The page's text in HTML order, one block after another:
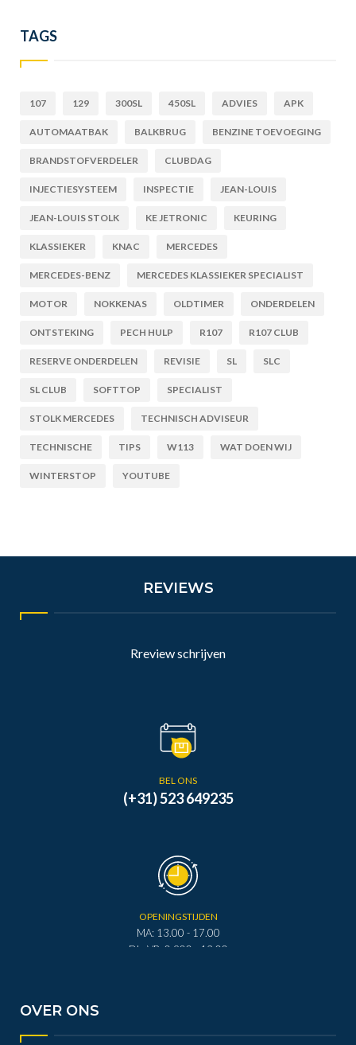
TAGS
107 129 300SL 450SL ADVIES APK
AUTOMAATBAK BALKBRUG BENZINE TOEVOEGING
BRANDSTOFVERDELER CLUBDAG
INJECTIESYSTEEM INSPECTIE JEAN-LOUIS
JEAN-LOUIS STOLK KE JETRONIC KEURING
KLASSIEKER KNAC MERCEDES
MERCEDES-BENZ MERCEDES KLASSIEKER SPECIALIST
MOTOR NOKKENAS OLDTIMER ONDERDELEN
ONTSTEKING PECH HULP R107 R107 CLUB
RESERVE ONDERDELEN REVISIE SL SLC
SL CLUB SOFTTOP SPECIALIST
STOLK MERCEDES TECHNISCH ADVISEUR
TECHNISCHE TIPS W113 WAT DOEN WIJ
WINTERSTOP YOUTUBE
REVIEWS
Rreview schrijven
BEL ONS
(+31) 523 649235
OPENINGSTIJDEN
MA: 13.00 - 17.00
DI - VR: 0.900 - 12.00
OVER ONS